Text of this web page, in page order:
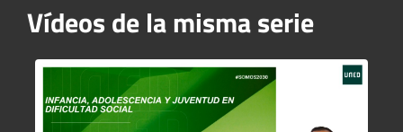
Vídeos de la misma serie